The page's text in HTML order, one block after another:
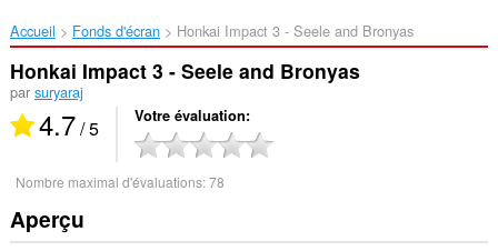
Accueil Fonds d'écran Honkai Impact 3 - Seele and Bronyas‎
Honkai Impact 3 - Seele and Bronyas
par suryaraj
4.7/ 5 Votre évaluation
Nombre maximal d'évaluations:78
Aperçu